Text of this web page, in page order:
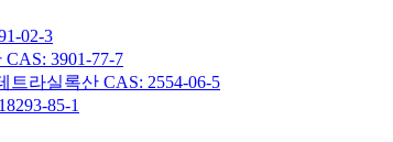
02-3
3901-77-7
트라실록산 CAS: 2554-06-5
85-1